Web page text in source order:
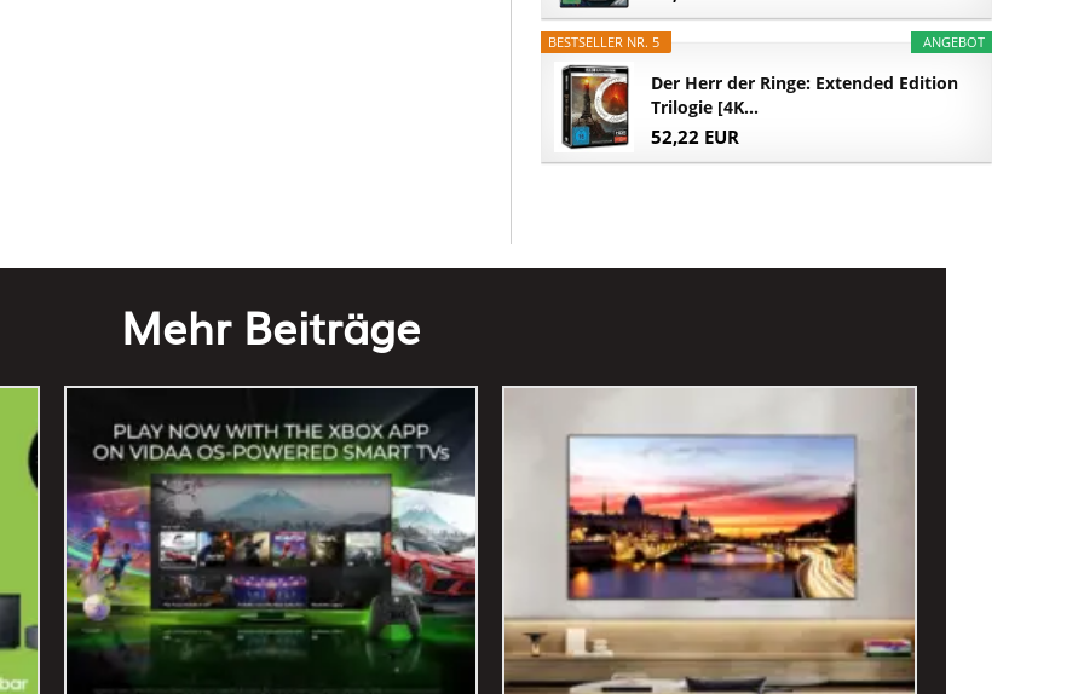
ANGEBOT
BESTSELLER NR. 5
Der Herr der Ringe: Extended Edition
Trilogie [4K...
52,22 EUR
Mehr Beiträge